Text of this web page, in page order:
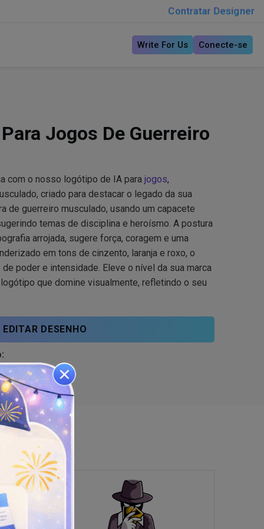
Contratar Designer
Write For Us Conecte-se
Jogos De Guerreiro
com o nosso logótipo de IA para jogos,
criado para destacar o legado da sua
de guerreiro musculado, usando um capacete
temas de disciplina e heroísmo. A postura
arrojada, sugere força, coragem e uma
em tons de cinzento, laranja e roxo, o
poder e intensidade. Eleve o nível da sua marca
que domine visualmente, refletindo o seu
EDITAR DESENHO
Gaming